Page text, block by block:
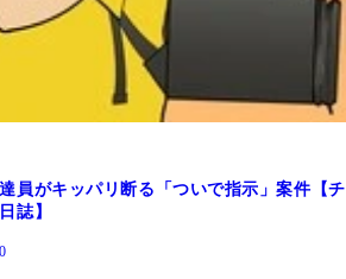
員がキッパリ断る「ついで指示」案件【チ
誌】